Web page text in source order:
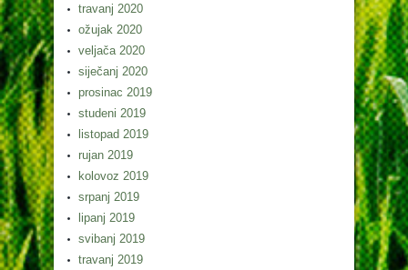
travanj 2020
ožujak 2020
veljača 2020
siječanj 2020
prosinac 2019
studeni 2019
listopad 2019
rujan 2019
kolovoz 2019
srpanj 2019
lipanj 2019
svibanj 2019
travanj 2019